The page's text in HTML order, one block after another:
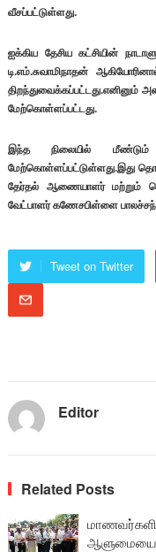
வீசப்பட்டுள்ளது.
ஐக்கிய தேசிய கட்சியின்
டி.எம்.சுவாமிநாதன்
திறந்துவைக்கப்பட்டது.எனினும்
மேற்கொள்ளப்பட்டது.
இந்த நிலையில் மீண்டும்
மேற்கொள்ளப்பட்டுள்ளது.இது
தேர்தல் ஆணையாளர் மற்றும்
வேட்பாளர் கணேசபிள்ளை
Tweet on Twitter
Editor
Related Posts